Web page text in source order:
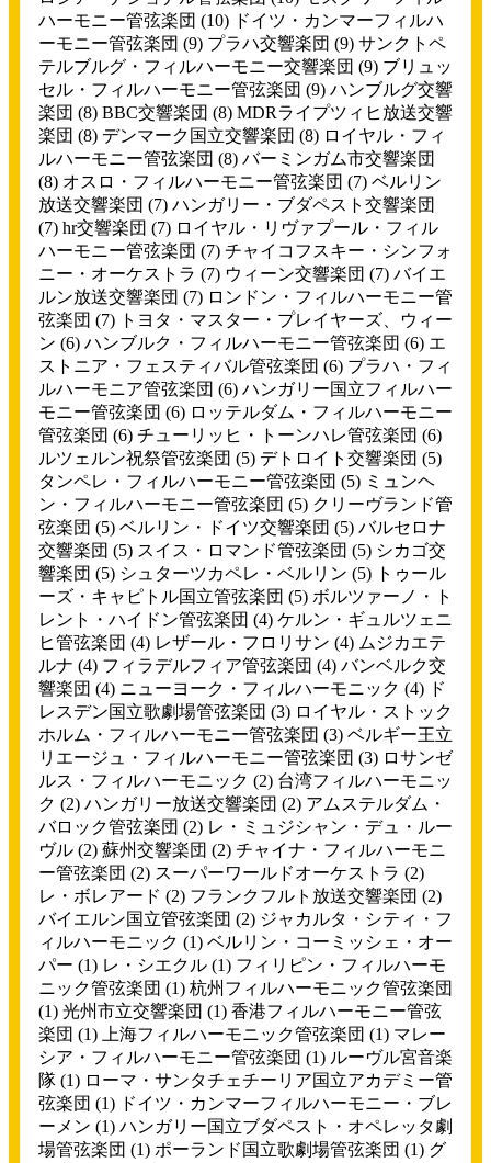
ハーモニー管弦楽団 (10) ドイツ・カンマーフィルハ
ーモニー管弦楽団 (9) プラハ交響楽団 (9) サンクトペ
テルブルグ・フィルハーモニー交響楽団 (9) ブリュッ
セル・フィルハーモニー管弦楽団 (9) ハンブルグ交響
楽団 (8) BBC交響楽団 (8) MDRライプツィヒ放送交響
楽団 (8) デンマーク国立交響楽団 (8) ロイヤル・フィ
ルハーモニー管弦楽団 (8) バーミンガム市交響楽団
(8) オスロ・フィルハーモニー管弦楽団 (7) ベルリン
放送交響楽団 (7) ハンガリー・ブダペスト交響楽団
(7) hr交響楽団 (7) ロイヤル・リヴァプール・フィル
ハーモニー管弦楽団 (7) チャイコフスキー・シンフォ
ニー・オーケストラ (7) ウィーン交響楽団 (7) バイエ
ルン放送交響楽団 (7) ロンドン・フィルハーモニー管
弦楽団 (7) トヨタ・マスター・プレイヤーズ、ウィー
ン (6) ハンブルク・フィルハーモニー管弦楽団 (6) エ
ストニア・フェスティバル管弦楽団 (6) プラハ・フィ
ルハーモニア管弦楽団 (6) ハンガリー国立フィルハー
モニー管弦楽団 (6) ロッテルダム・フィルハーモニー
管弦楽団 (6) チューリッヒ・トーンハレ管弦楽団 (6)
ルツェルン祝祭管弦楽団 (5) デトロイト交響楽団 (5)
タンペレ・フィルハーモニー管弦楽団 (5) ミュンヘ
ン・フィルハーモニー管弦楽団 (5) クリーヴランド管
弦楽団 (5) ベルリン・ドイツ交響楽団 (5) バルセロナ
交響楽団 (5) スイス・ロマンド管弦楽団 (5) シカゴ交
響楽団 (5) シュターツカペレ・ベルリン (5) トゥール
ーズ・キャピトル国立管弦楽団 (5) ボルツァーノ・ト
レント・ハイドン管弦楽団 (4) ケルン・ギュルツェニ
ヒ管弦楽団 (4) レザール・フロリサン (4) ムジカエテ
ルナ (4) フィラデルフィア管弦楽団 (4) バンベルク交
響楽団 (4) ニューヨーク・フィルハーモニック (4) ド
レスデン国立歌劇場管弦楽団 (3) ロイヤル・ストック
ホルム・フィルハーモニー管弦楽団 (3) ベルギー王立
リエージュ・フィルハーモニー管弦楽団 (3) ロサンゼ
ルス・フィルハーモニック (2) 台湾フィルハーモニッ
ク (2) ハンガリー放送交響楽団 (2) アムステルダム・
バロック管弦楽団 (2) レ・ミュジシャン・デュ・ルー
ヴル (2) 蘇州交響楽団 (2) チャイナ・フィルハーモニ
ー管弦楽団 (2) スーパーワールドオーケストラ (2)
レ・ボレアード (2) フランクフルト放送交響楽団 (2)
バイエルン国立管弦楽団 (2) ジャカルタ・シティ・フ
ィルハーモニック (1) ベルリン・コーミッシェ・オー
パー (1) レ・シエクル (1) フィリピン・フィルハーモ
ニック管弦楽団 (1) 杭州フィルハーモニック管弦楽団
(1) 光州市立交響楽団 (1) 香港フィルハーモニー管弦
楽団 (1) 上海フィルハーモニック管弦楽団 (1) マレー
シア・フィルハーモニー管弦楽団 (1) ルーヴル宮音楽
隊 (1) ローマ・サンタチェチーリア国立アカデミー管
弦楽団 (1) ドイツ・カンマーフィルハーモニー・ブレ
ーメン (1) ハンガリー国立ブダペスト・オペレッタ劇
場管弦楽団 (1) ポーランド国立歌劇場管弦楽団 (1) グ